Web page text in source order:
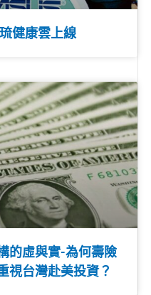
健康雲上線
的虛與實-為何壽險
視台灣赴美投資？